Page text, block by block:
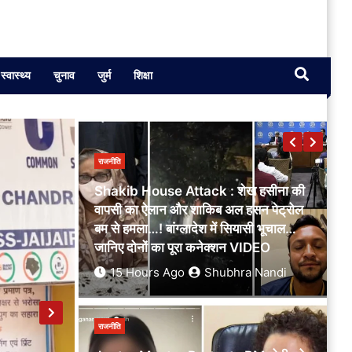
स्वास्थ्य चुनाव जुर्म शिक्षा
बम से हमला…! बांग्लादेश में सियासी भूचाल…
जानिए दोनों का पूरा कनेक्शन VIDEO
राजनीति
Jantar Mantar Protest : PM मोदी को
गाली देने वाली लड़की पर कंगना रनौत का बड़ा
बयान…! स्क्रीनशॉट साझा कर बोली- एक भी
बुर्के वाली बेटी ने भौंडा प्रदर्शन नहीं किया…हिंदू
पेरेंट्स को नसीहत
5 Days Ago Shubhra Nandi
छत्तीसगढ राजनीति